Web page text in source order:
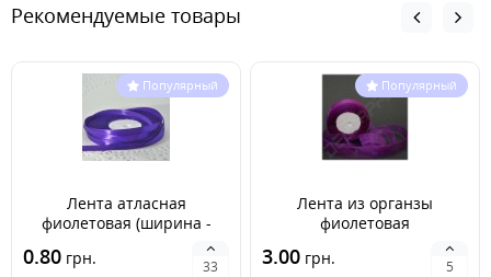
Рекомендуемые товары
Популярный
Лента атласная
фиолетовая (ширина -
0.80 грн.
Популярный
Лента из органзы
фиолетовая
3.00 грн.